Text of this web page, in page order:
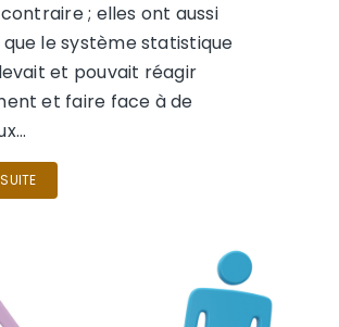
; elles ont aussi
le système statistique
et pouvait réagir
et faire face à de